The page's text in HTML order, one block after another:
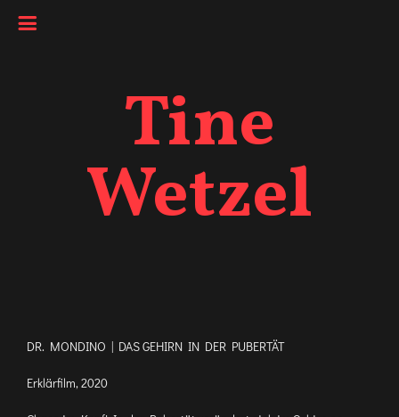
Tine
Wetzel
DR. MONDINO | DAS GEHIRN IN DER PUBERTÄT
Erklärfilm, 2020